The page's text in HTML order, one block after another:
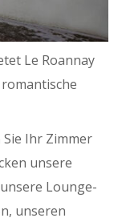
Le Roannay
Ihr Zimmer
unsere
Lounge-
unseren